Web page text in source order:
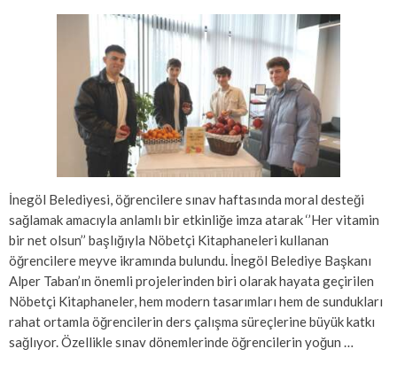
İnegöl Belediyesi, öğrencilere sınav haftasında moral desteği
sağlamak amacıyla anlamlı bir etkinliğe imza atarak ‘’Her vitamin
bir net olsun’’ başlığıyla Nöbetçi Kitaphaneleri kullanan
öğrencilere meyve ikramında bulundu. İnegöl Belediye Başkanı
Alper Taban’ın önemli projelerinden biri olarak hayata geçirilen
Nöbetçi Kitaphaneler, hem modern tasarımları hem de sundukları
rahat ortamla öğrencilerin ders çalışma süreçlerine büyük katkı
sağlıyor. Özellikle sınav dönemlerinde öğrencilerin yoğun …